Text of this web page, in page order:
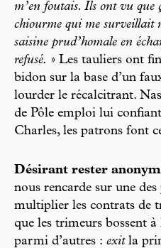
m’en foutais. Ils ont vu que
chiourme qui me surveillait
saisine prud’homale en
refusé. » Les tauliers ont
bidon sur la base d’un
lourder le récalcitrant.
de Pôle emploi lui
Charles, les patrons font
Désirant rester
nous rencarde sur une
multiplier les contrats de
que les trimeurs bossent à
parmi d’autres : exit la